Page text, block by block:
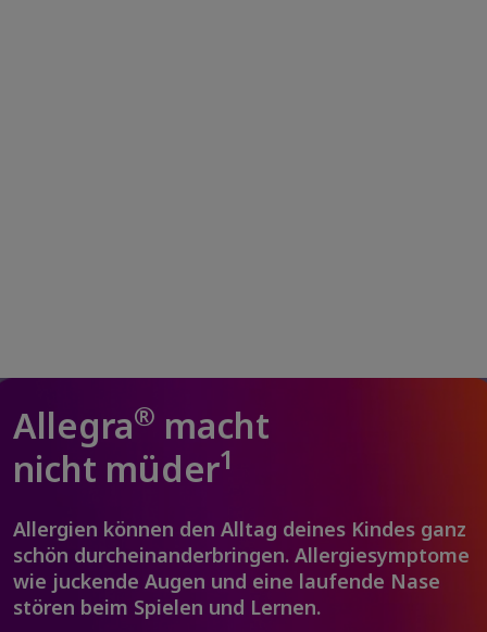
Allegra® macht
nicht müder1
Allergien können den Alltag deines Kindes ganz
schön durcheinanderbringen. Allergiesymptome
wie juckende Augen und eine laufende Nase
stören beim Spielen und Lernen.